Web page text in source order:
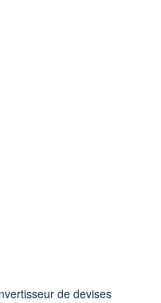
de devises